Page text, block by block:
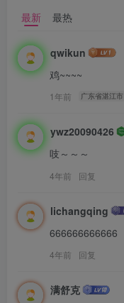
最新 最热
qwikun
鸡~~~~
1年前 广东省湛江市
ywz20090426
吱～～～
4年前 回复
lichangqing
666666666666
4年前 回复
满舒克